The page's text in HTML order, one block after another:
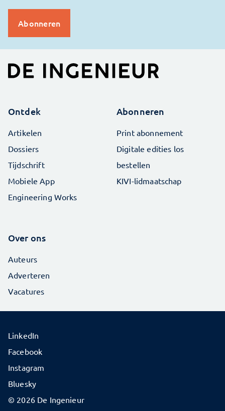
Ontdek
Artikelen
Dossiers
Tijdschrift
Mobiele App
Engineering Works
Abonneren
Print abonnement
Digitale edities los
bestellen
KIVI-lidmaatschap
Over ons
Auteurs
Adverteren
Vacatures
© 2026 De Ingenieur
LinkedIn
Facebook
Instagram
Bluesky